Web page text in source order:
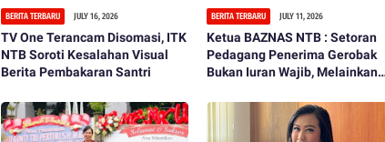
BERITA TERBARU JULY 16, 2026
TV One Terancam Disomasi, ITK
NTB Soroti Kesalahan Visual
Berita Pembakaran Santri
BERITA TERBARU JULY 11, 2026
Ketua BAZNAS NTB : Setoran
Pedagang Penerima Gerobak
Bukan Iuran Wajib, Melainkan
Mustahik